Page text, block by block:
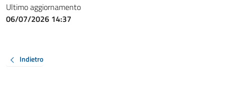
Ultimo aggiornamento
06/07/2026 14:37
Indietro